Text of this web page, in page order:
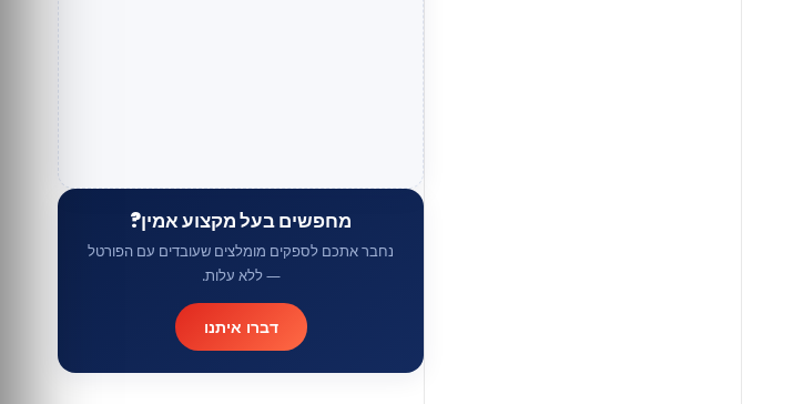
מחפשים בעל מקצוע אמין?
נחבר אתכם לספקים מומלצים שעובדים עם הפורטל
— ללא עלות.
דברו איתנו